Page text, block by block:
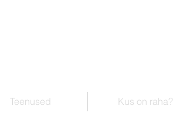
Teenused Kus on raha?